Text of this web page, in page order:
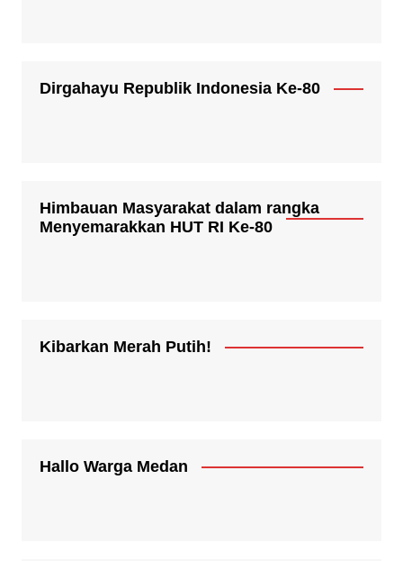
Dirgahayu Republik Indonesia Ke-80
Himbauan Masyarakat dalam rangka
Menyemarakkan HUT RI Ke-80
Kibarkan Merah Putih!
Hallo Warga Medan